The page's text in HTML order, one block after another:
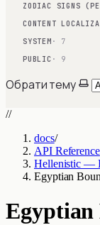
ZODIAC SIGNS
CONTENT
SYSTEM · 7
PUBLIC · 9
Обрати тему
//
docs/
API Reference
Hellenistic —
Egyptian
Egyptian